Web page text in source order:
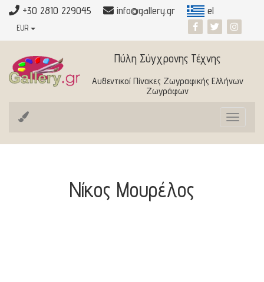
+30 2810 229045 info@gallery.gr el
EUR
Πύλη Σύγχρονης Τέχνης
Αυθεντικοί Πίνακες Ζωγραφικής Ελλήνων
Ζωγράφων
Toggle
Νίκος Μουρέλος